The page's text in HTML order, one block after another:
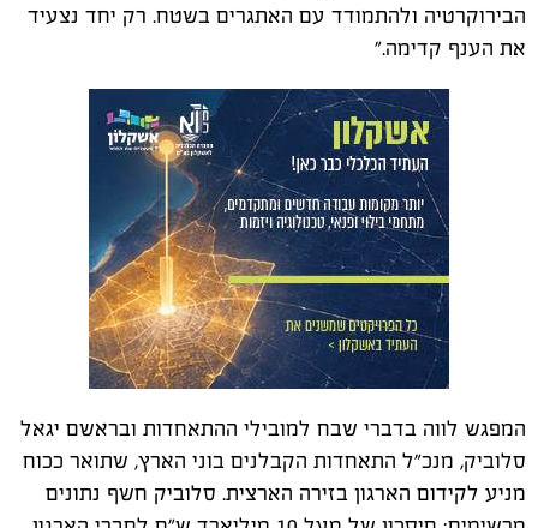
הבירוקרטיה ולהתמודד עם האתגרים בשטח. רק יחד נצעיד
את הענף קדימה."
המפגש לווה בדברי שבח למובילי ההתאחדות ובראשם יגאל
סלוביק, מנכ"ל התאחדות הקבלנים בוני הארץ, שתואר ככוח
מניע לקידום הארגון בזירה הארצית. סלוביק חשף נתונים